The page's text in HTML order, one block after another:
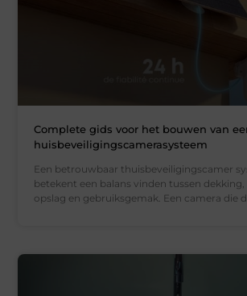
Complete gids voor het bouwen van
huisbeveiligingscamerasysteem
Een betrouwbaar thuisbeveiligingscamer
betekent een balans vinden tussen
opslag en gebruiksgemak. Een camera die